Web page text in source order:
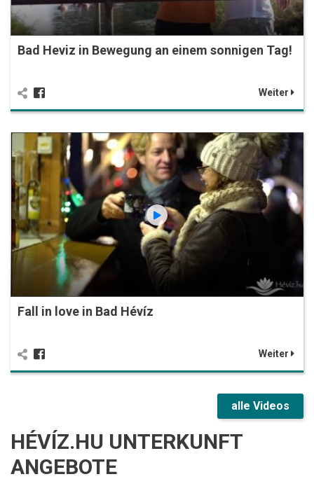
Bad Heviz in Bewegung an einem sonnigen Tag!
Weiter
Fall in love in Bad Hévíz
Weiter
alle Videos
HÉVÍZ.HU UNTERKUNFT
ANGEBOTE